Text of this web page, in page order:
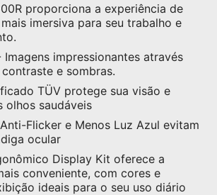
proporciona a experiência de
imersiva para seu trabalho e
Imagens impressionantes através
e sombras.
TÜV protege sua visão e
olhos saudáveis
Flicker e Menos Luz Azul evitam
ocular
Display Kit oferece a
conveniente, com cores e
ideais para o seu uso diário